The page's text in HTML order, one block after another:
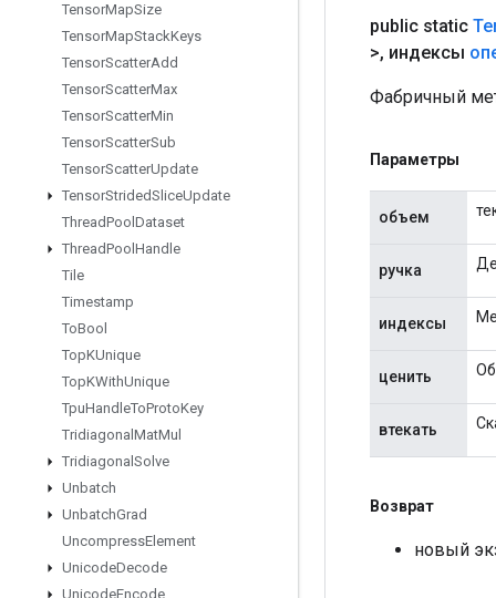
TensorMapSize
TensorMapStackKeys
TensorScatterAdd
TensorScatterMax
TensorScatterMin
TensorScatterSub
TensorScatterUpdate
TensorStridedSliceUpdate
ThreadPool Dataset
ThreadPool Handle
Tile
Timestamp
ToBool
TopKUnique
TopKWithUnique
TpuHandleToProtoKey
Tridiagonal MatMul
Tridiagonal Solve
Unbatch
UnbatchGrad
UncompressElement
UnicodeDecode
UnicodeEncode
public static
>, индексы
Фабричный
Параметры
объем
ручка
индексы
ценить
втекать
Возврат
новый